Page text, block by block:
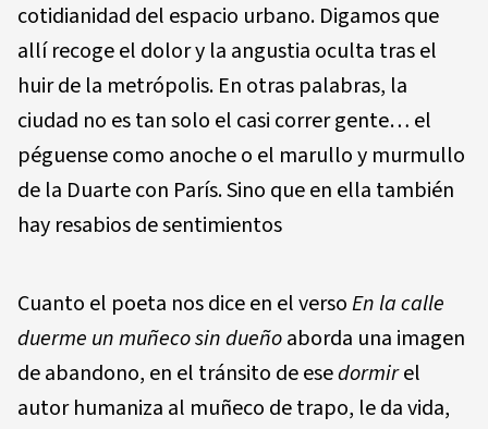
cotidianidad del espacio urbano. Digamos que
allí recoge el dolor y la angustia oculta tras el
huir de la metrópolis. En otras palabras, la
ciudad no es tan solo el casi correr gente… el
péguense como anoche o el marullo y murmullo
de la Duarte con París. Sino que en ella también
hay resabios de sentimientos
Cuanto el poeta nos dice en el versoEn la calle
duerme un muñeco sin dueñoaborda una imagen
de abandono, en el tránsito de esedormirel
autor humaniza al muñeco de trapo, le da vida,